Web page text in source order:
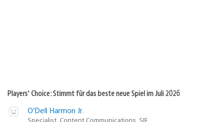
Players’ Choice: Stimmt für das beste neue Spiel im Juli 2026
O’Dell Harmon Jr.
Specialist, Content Communications, SIE